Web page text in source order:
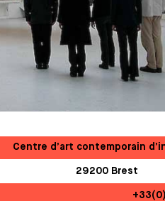
Centre d’art contemporain
29200 Brest